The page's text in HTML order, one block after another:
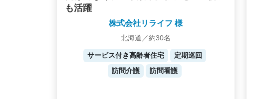
も活躍
株式会社リライフ 様
北海道／約30名
サービス付き高齢者住宅
定期巡回
訪問介護
訪問看護